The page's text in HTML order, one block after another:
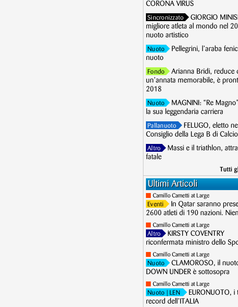
CORONA VIRUS
Sincronizzato
GIORGIO
migliore atleta al mondo nel
nuoto artistico
Nuoto
Pellegrini, l’araba
nuoto
Fondo
Arianna Bridi, reduce
un’annata memorabile, è
2018
Nuoto
MAGNINI: “Re
la sua leggendaria carriera
Pallanuoto
FELUGO, eletto nel
Consiglio della Lega B di Calcio
Altro
Massi e il triathlon,
fatale
Tutti
Ultimi Articoli
Camillo Cametti at Large
Eventi
In Qatar saranno
2600 atleti di 190 nazioni.
Camillo Cametti at Large
Altro
KIRSTY COVENTRY
riconfermata ministro dello
Camillo Cametti at Large
Nuoto
CLAMOROSO, il
DOWN UNDER è sottosopra
Camillo Cametti at Large
Nuoto | LEN
EURONUOTO, i
record dell’ITALIA